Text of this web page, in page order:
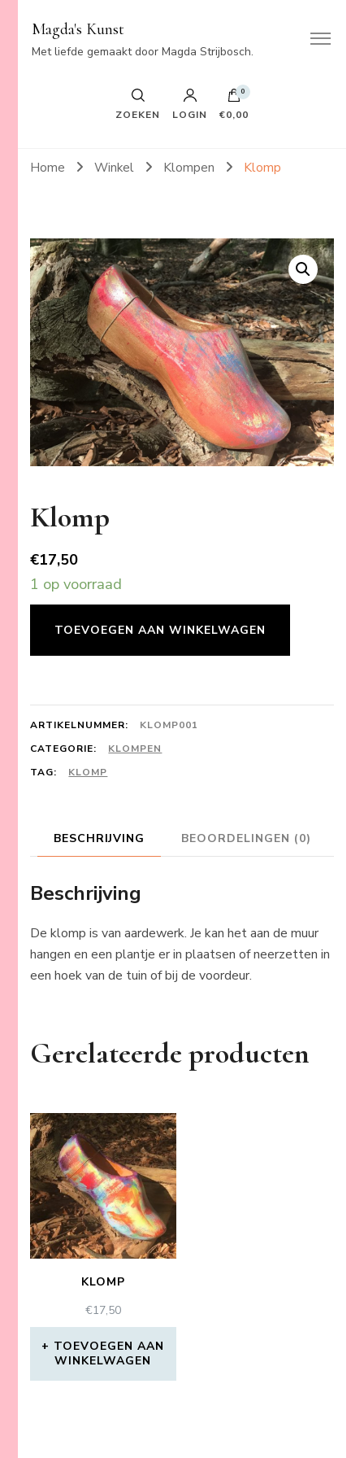
Magda's Kunst
Met liefde gemaakt door Magda Strijbosch.
ZOEKEN LOGIN
0
€0,00
Home Winkel Klompen Klomp
Klomp
€17,50
1 op voorraad
TOEVOEGEN AAN WINKELWAGEN
ARTIKELNUMMER:
KLOMP001
CATEGORIE:
KLOMPEN
TAG:
KLOMP
BESCHRIJVING BEOORDELINGEN (0)
Beschrijving
De klomp is van aardewerk. Je kan het aan de muur
hangen en een plantje er in plaatsen of neerzetten in
een hoek van de tuin of bij de voordeur.
Gerelateerde producten
KLOMP
€17,50
TOEVOEGEN AAN
WINKELWAGEN